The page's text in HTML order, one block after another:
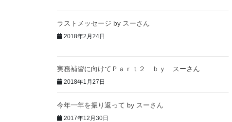
ラストメッセージ by スーさん
2018年2月24日
実務補習に向けてＰａｒｔ２ ｂｙ スーさん
2018年1月27日
今年一年を振り返って by スーさん
2017年12月30日